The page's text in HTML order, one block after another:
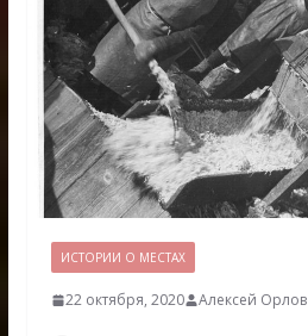
ИСТОРИИ О МЕСТАХ
22 октября, 2020 Алексей Орлов